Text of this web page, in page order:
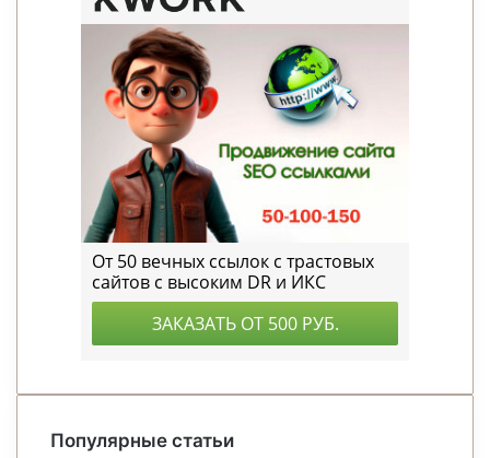
Популярные статьи